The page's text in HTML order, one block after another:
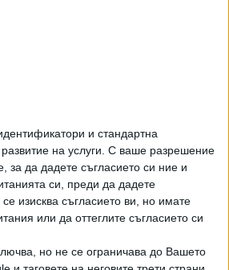
и стандартна
на услуги. С ваше разрешение
за да дадете съгласието си ние и
си, преди да дадете
изисква съгласието ви, но имате
или да оттеглите съгласието си
но не се ограничава до Вашето